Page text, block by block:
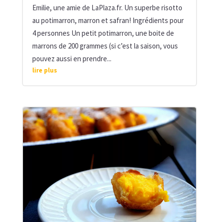
Emilie, une amie de LaPlaza.fr. Un superbe risotto
au potimarron, marron et safran! Ingrédients pour
4 personnes Un petit potimarron, une boite de
marrons de 200 grammes (si c’est la saison, vous
pouvez aussi en prendre...
lire plus